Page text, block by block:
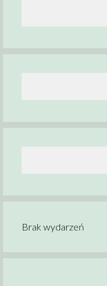
Brak wydarzeń